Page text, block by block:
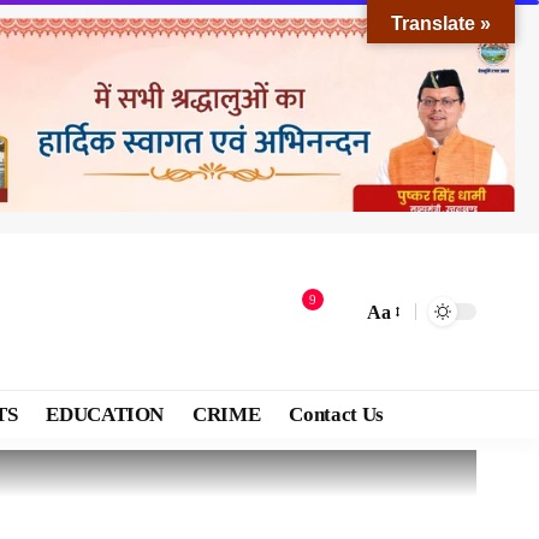
9
Aa
EDUCATION CRIME Contact Us
Translate »